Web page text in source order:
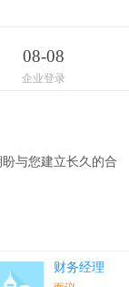
08-08
企业登录
与您建立长久的合
财务经理